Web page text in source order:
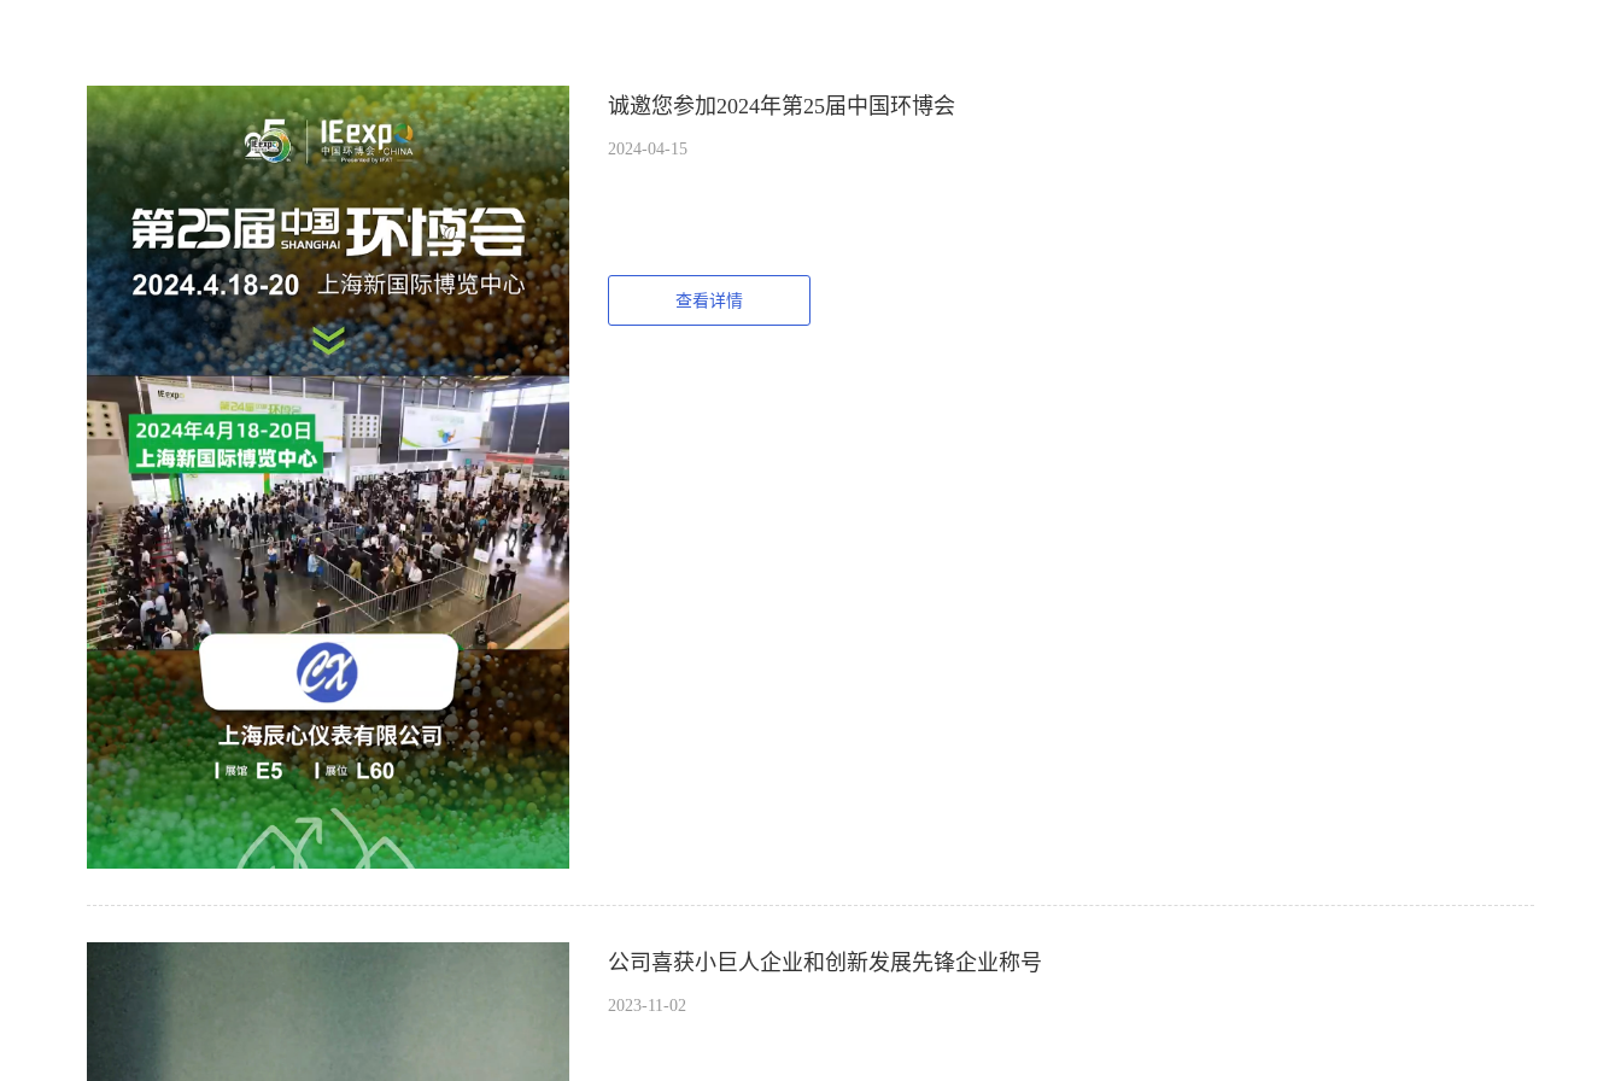
诚邀您参加2024年第25届中国环博会
2024-04-15
查看详情
公司喜获小巨人企业和创新发展先锋企业称号
2023-11-02